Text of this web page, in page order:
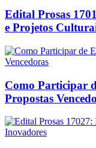
Edital Prosas
e Projetos
Como Participar
Propostas